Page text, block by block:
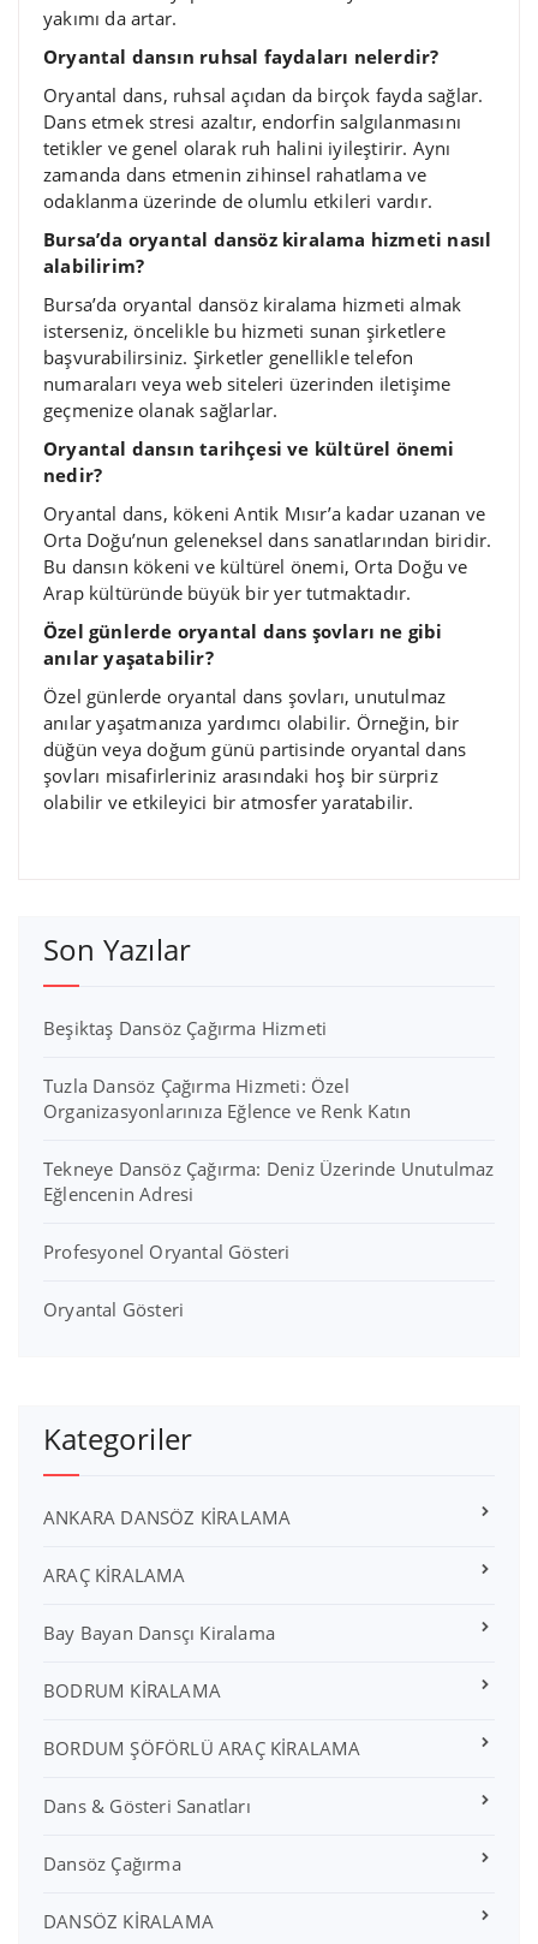
yakımı da artar.
Oryantal dansın ruhsal faydaları nelerdir?
Oryantal dans, ruhsal açıdan da birçok fayda sağlar.
Dans etmek stresi azaltır, endorfin salgılanmasını
tetikler ve genel olarak ruh halini iyileştirir. Aynı
zamanda dans etmenin zihinsel rahatlama ve
odaklanma üzerinde de olumlu etkileri vardır.
Bursa’da oryantal dansöz kiralama hizmeti nasıl
alabilirim?
Bursa’da oryantal dansöz kiralama hizmeti almak
isterseniz, öncelikle bu hizmeti sunan şirketlere
başvurabilirsiniz. Şirketler genellikle telefon
numaraları veya web siteleri üzerinden iletişime
geçmenize olanak sağlarlar.
Oryantal dansın tarihçesi ve kültürel önemi
nedir?
Oryantal dans, kökeni Antik Mısır’a kadar uzanan ve
Orta Doğu’nun geleneksel dans sanatlarından biridir.
Bu dansın kökeni ve kültürel önemi, Orta Doğu ve
Arap kültüründe büyük bir yer tutmaktadır.
Özel günlerde oryantal dans şovları ne gibi
anılar yaşatabilir?
Özel günlerde oryantal dans şovları, unutulmaz
anılar yaşatmanıza yardımcı olabilir. Örneğin, bir
düğün veya doğum günü partisinde oryantal dans
şovları misafirleriniz arasındaki hoş bir sürpriz
olabilir ve etkileyici bir atmosfer yaratabilir.
Son Yazılar
Beşiktaş Dansöz Çağırma Hizmeti
Tuzla Dansöz Çağırma Hizmeti: Özel
Organizasyonlarınıza Eğlence ve Renk Katın
Tekneye Dansöz Çağırma: Deniz Üzerinde Unutulmaz
Eğlencenin Adresi
Profesyonel Oryantal Gösteri
Oryantal Gösteri
Kategoriler
ANKARA DANSÖZ KİRALAMA
ARAÇ KİRALAMA
Bay Bayan Dansçı Kiralama
BODRUM KİRALAMA
BORDUM ŞÖFÖRLÜ ARAÇ KİRALAMA
Dans & Gösteri Sanatları
Dansöz Çağırma
DANSÖZ KİRALAMA